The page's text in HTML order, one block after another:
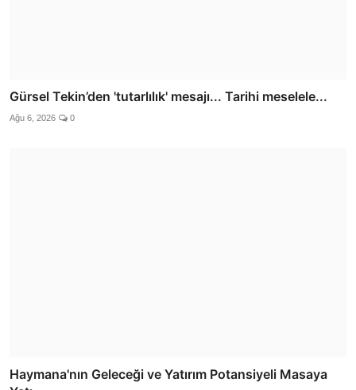
Gürsel Tekin’den 'tutarlılık' mesajı... Tarihi meselele...
Ağu 6, 2026 0
Haymana'nın Geleceği ve Yatırım Potansiyeli Masaya